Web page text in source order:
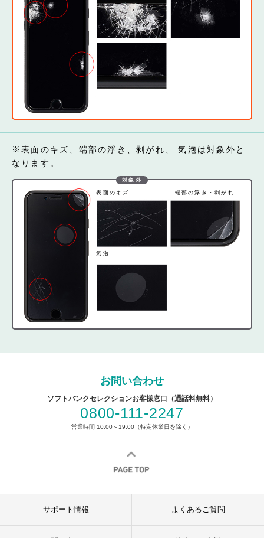
※表面のキズ、端部の浮き、剥がれ、 気泡は対象外と
なります。
対象外
表面のキズ 端部の浮き・剥がれ
気泡
お問い合わせ
ソフトバンクセレクションお客様窓口（通話料無料）
0800-111-2247
営業時間 10:00～19:00（特定休業日を除く）
サポート情報 よくあるご質問